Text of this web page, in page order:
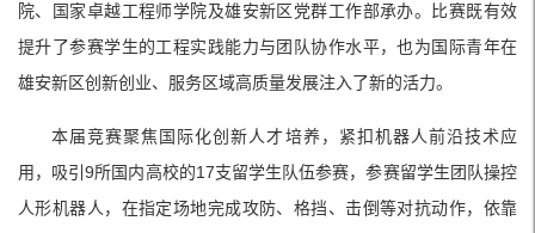
院、国家卓越工程师学院及雄安新区党群工作部承办。比赛既有效
提升了参赛学生的工程实践能力与团队协作水平，也为国际青年在
雄安新区创新创业、服务区域高质量发展注入了新的活力。
本届竞赛聚焦国际化创新人才培养，紧扣机器人前沿技术应
用，吸引9所国内高校的17支留学生队伍参赛，参赛留学生团队操控
人形机器人，在指定场地完成攻防、格挡、击倒等对抗动作，依靠